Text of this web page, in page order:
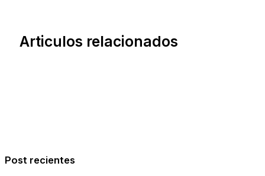
Articulos relacionados
Post recientes